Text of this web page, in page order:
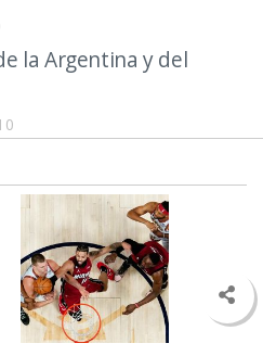
la Argentina y del